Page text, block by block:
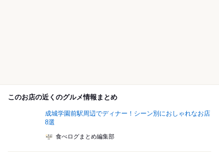
このお店の近くのグルメ情報まとめ
成城学園前駅周辺でディナー！シーン別におしゃれなお店
8選
食べログまとめ編集部